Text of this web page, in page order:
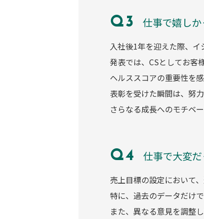
仕事で嬉しか
入社後1年を迎えた際、イ
発表では、CSとしてお客
ヘルススコアの重要性を
表彰を受けた瞬間は、努
さらなる成長へのモチベ
仕事で大変だ
売上目標の設定において
特に、過去のデータだけ
また、異なる意見を調整